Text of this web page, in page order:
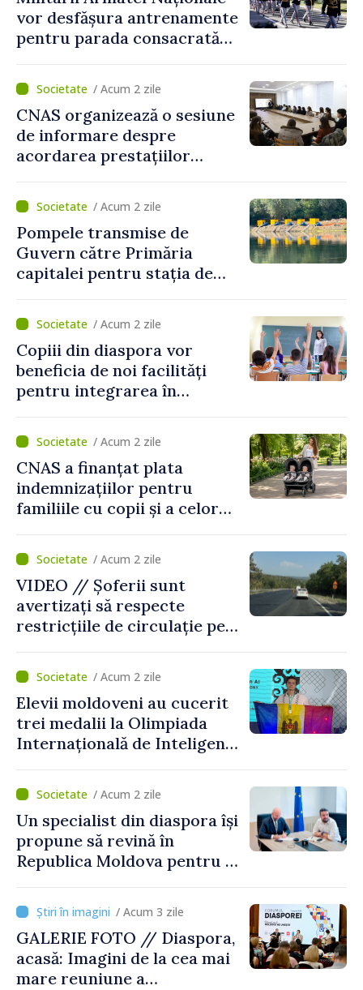
vor desfășura antrenamente
pentru parada consacrată
/ Acum 2 zile
CNAS organizează o sesiune
de informare despre
acordarea prestațiilor
electronice. Cetățenii,
invitați să se înscrie la
eveniment
/ Acum 2 zile
Pompele transmise de
Guvern către Primăria
capitalei pentru stația de
lui Vodă au fost instalate și
puse în funcțiune
/ Acum 2 zile
Copiii din diaspora vor
beneficia de noi facilități
pentru integrarea în
Republica Moldova
/ Acum 2 zile
CNAS a finanțat plata
indemnizațiilor pentru
familiile cu copii și a celor
temporară de muncă
/ Acum 2 zile
VIDEO // Șoferii sunt
avertizați să respecte
restricțiile de circulație pe
desfășoară lucrări de
reparație / Acum 2 zile
Elevii moldoveni au cucerit
trei medalii la Olimpiada
Internațională de Inteligență
/ Acum 2 zile
Un specialist din diaspora își
propune să revină în
Republica Moldova pentru a
registrului naval național
/ Acum 3 zile
GALERIE FOTO // Diaspora,
acasă: Imagini de la cea mai
mare reuniune a